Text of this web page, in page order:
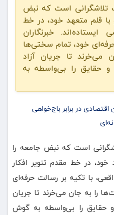
تلاشگرانی است که نبض
قلم متعهد خود، در خط
خبرنگاران
خود، تمام سختی‌ها
می‌خرند تا جریان آزاد
و حقایق را بی‌واسطه به
است که نبض جامعه را
در خط مقدم تنویر افکار
با تکیه بر رسالت حرفه‌ای
را به جان می‌خرند تا جریان
و حقایق را بی‌واسطه به گوش